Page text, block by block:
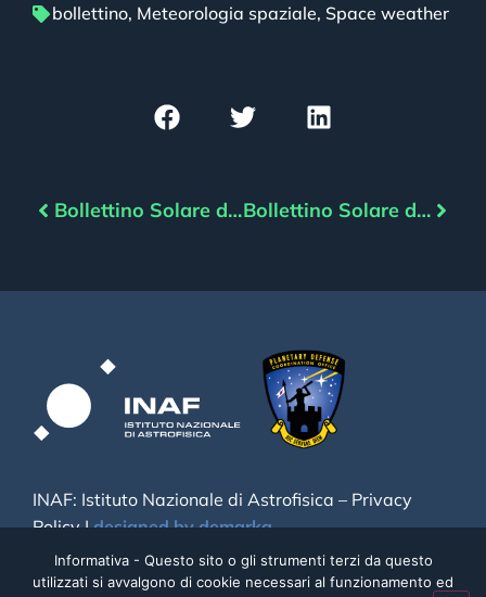
bollettino, Meteorologia spaziale, Space weather
Bollettino Solare del 05/09/2022 Bollettino Solare del 07/09/2022
INAF: Istituto Nazionale di Astrofisica – Privacy
Policy|designed by demarka
Informativa - Questo sito o gli strumenti terzi da questo
utilizzati si avvalgono di cookie necessari al funzionamento ed